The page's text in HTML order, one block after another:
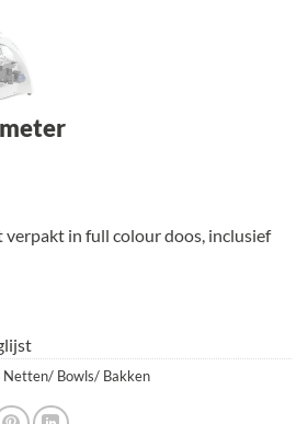
verpakt in full colour doos, inclusief
Netten/ Bowls/ Bakken